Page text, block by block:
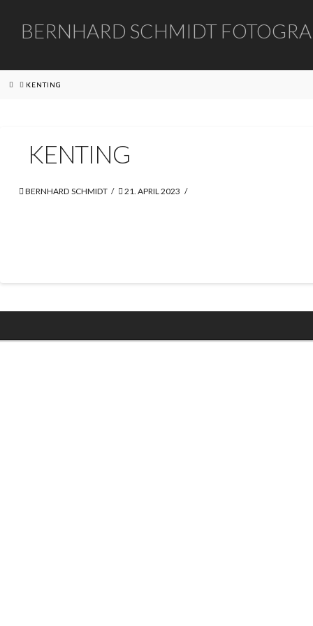
BERNHARD
SCHMIDT
BERNHARD SCHMIDT
HOMEKENTING
KENTING
BERNHARD SCHMIDT 21. APRIL 2023